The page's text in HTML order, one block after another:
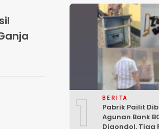
1 BERITA
Pabrik Pailit
Agunan Bank
Digondol, Tiga